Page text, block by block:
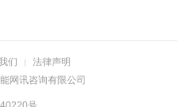
们 |
法律声明
网讯咨询有限公司